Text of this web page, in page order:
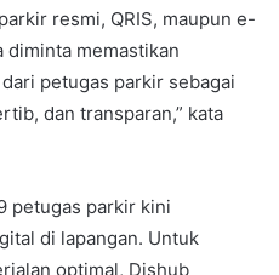
resmi, QRIS, maupun e-
diminta memastikan
petugas parkir sebagai
dan transparan,” kata
petugas parkir kini
di lapangan. Untuk
optimal, Dishub